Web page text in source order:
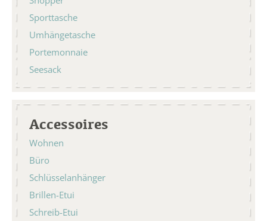
Sporttasche
Umhängetasche
Portemonnaie
Seesack
Accessoires
Wohnen
Büro
Schlüsselanhänger
Brillen-Etui
Schreib-Etui